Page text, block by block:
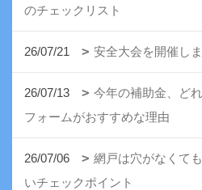
のチェックリスト
26/07/21 安全大会を開催し
26/07/13
今年の補助金、ど
フォームがおすすめな理由
26/07/06
網戸は穴がなくて
いチェックポイント